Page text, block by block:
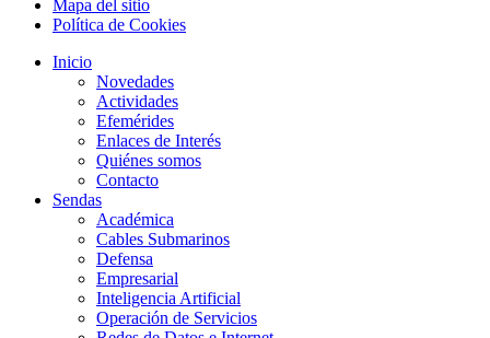
Mapa del sitio
Política de Cookies
Inicio
Novedades
Actividades
Efemérides
Enlaces de Interés
Quiénes somos
Contacto
Sendas
Académica
Cables Submarinos
Defensa
Empresarial
Inteligencia Artificial
Operación de Servicios